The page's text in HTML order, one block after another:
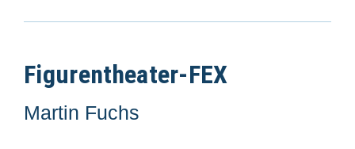
Figurentheater-FEX
Martin Fuchs